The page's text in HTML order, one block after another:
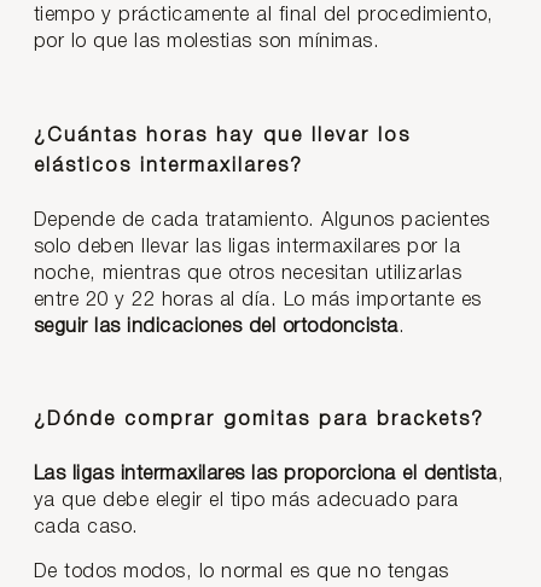
tiempo y prácticamente al final del procedimiento,
por lo que las molestias son mínimas.
¿Cuántas horas hay que llevar los
elásticos intermaxilares?
Depende de cada tratamiento. Algunos pacientes
solo deben llevar las ligas intermaxilares por la
noche, mientras que otros necesitan utilizarlas
entre 20 y 22 horas al día. Lo más importante es
seguir las indicaciones del ortodoncista.
¿Dónde comprar gomitas para brackets?
Las ligas intermaxilares las proporciona el dentista,
ya que debe elegir el tipo más adecuado para
cada caso.
De todos modos, lo normal es que no tengas